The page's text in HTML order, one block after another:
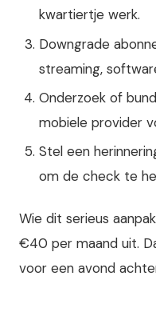
kwartiertje werk.
Downgrade
streaming,
Onderzoek of
mobiele provider
Stel een
om de check te
Wie dit serieus
€40 per maand uit.
voor een avond